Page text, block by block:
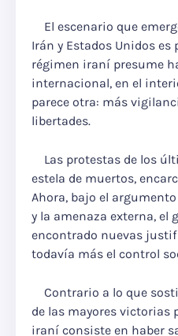
El escenario que
Irán y Estados Unidos
régimen iraní presume
internacional, en el
parece otra: más
libertades.
Las protestas de los
estela de muertos,
Ahora, bajo el
y la amenaza externa, el
encontrado nuevas
todavía más el control
Contrario a lo que
de las mayores victorias
iraní consiste en haber